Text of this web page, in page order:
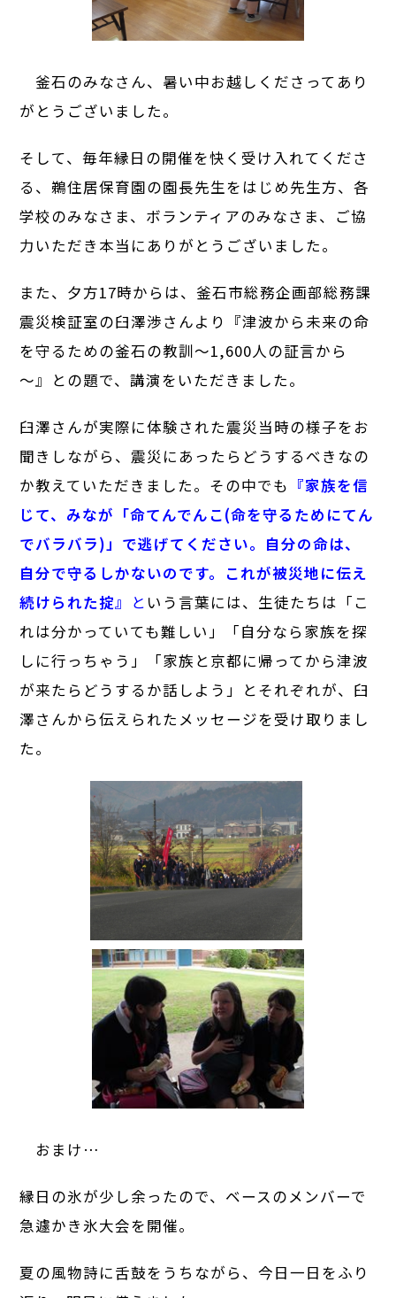
釜石のみなさん、暑い中お越しくださってあり
がとうございました。
そして、毎年縁日の開催を快く受け入れてくださ
る、鵜住居保育園の園長先生をはじめ先生方、各
学校のみなさま、ボランティアのみなさま、ご協
力いただき本当にありがとうございました。
また、夕方17時からは、釜石市総務企画部総務課
震災検証室の臼澤渉さんより『津波から未来の命
を守るための釜石の教訓～1,600人の証言から
～』との題で、講演をいただきました。
臼澤さんが実際に体験された震災当時の様子をお
聞きしながら、震災にあったらどうするべきなの
か教えていただきました。その中でも 『家族を信
じて、みなが「命てんでんこ(命を守るためにてん
でバラバラ)」で逃げてください。自分の命は、
自分で守るしかないのです。これが被災地に伝え
続けられた掟』 と いう言葉には、生徒たちは「こ
れは分かっていても難しい」「自分なら家族を探
しに行っちゃう」「家族と京都に帰ってから津波
が来たらどうするか話しよう」とそれぞれが、臼
澤さんから伝えられたメッセージを受け取りまし
た。
おまけ…
縁日の氷が少し余ったので、ベースのメンバーで
急遽かき氷大会を開催。
夏の風物詩に舌鼓をうちながら、今日一日をふり